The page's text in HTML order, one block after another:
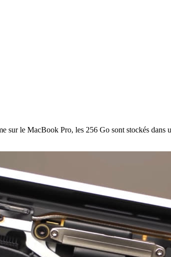
sur le MacBook Pro, les 256 Go sont stockés dans